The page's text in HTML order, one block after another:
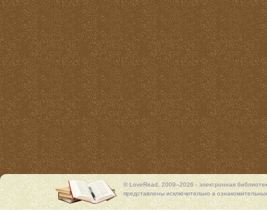
© LoveRead, 2009–2026 - электронная
представлены исключительно в